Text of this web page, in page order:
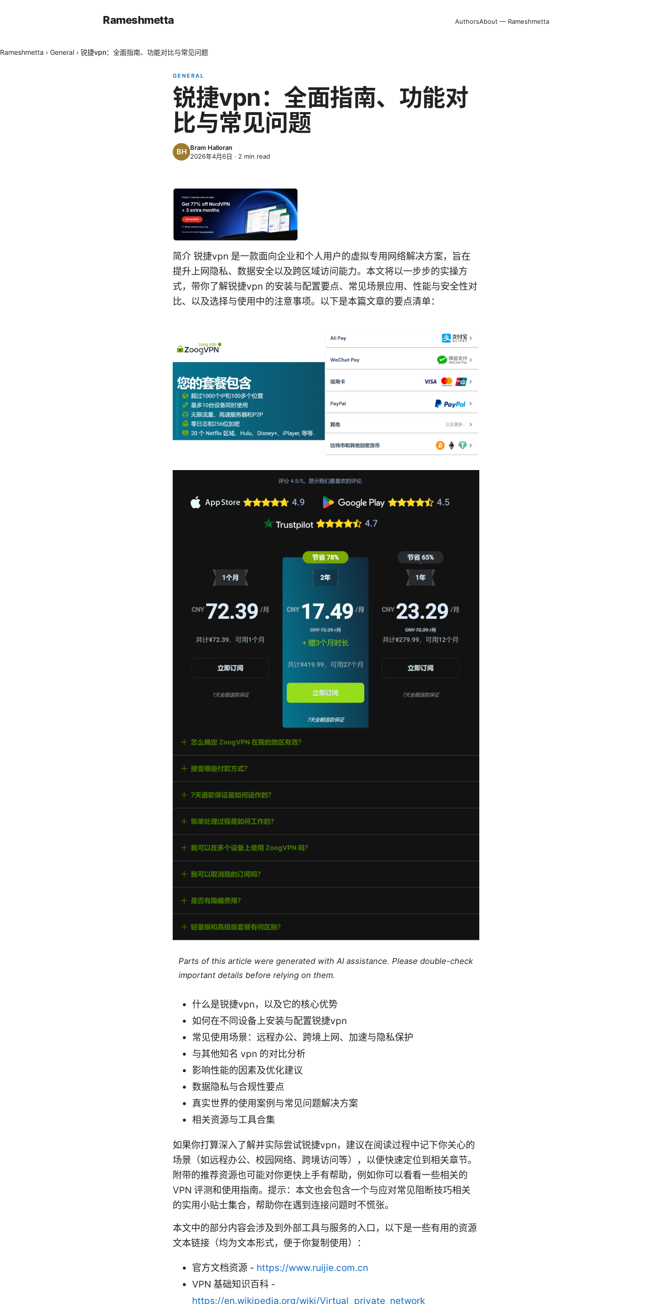
Rameshmetta AuthorsAbout — Rameshmetta
Rameshmetta › General › 锐捷vpn：全面指南、功能对比与常见问题
GENERAL
锐捷vpn：全面指南、功能对
比与常见问题
Bram Halloran
2026年4月6日 · 2 min read
简介 锐捷vpn 是一款面向企业和个人用户的虚拟专用网络解决方案，旨在
提升上网隐私、数据安全以及跨区域访问能力。本文将以一步步的实操方
式，带你了解锐捷vpn 的安装与配置要点、常见场景应用、性能与安全性对
比、以及选择与使用中的注意事项。以下是本篇文章的要点清单：
Parts of this article were generated with AI assistance. Please double-check
important details before relying on them.
什么是锐捷vpn，以及它的核心优势
如何在不同设备上安装与配置锐捷vpn
常见使用场景：远程办公、跨境上网、加速与隐私保护
与其他知名 vpn 的对比分析
影响性能的因素及优化建议
数据隐私与合规性要点
真实世界的使用案例与常见问题解决方案
相关资源与工具合集
如果你打算深入了解并实际尝试锐捷vpn，建议在阅读过程中记下你关心的
场景（如远程办公、校园网络、跨境访问等），以便快速定位到相关章节。
附带的推荐资源也可能对你更快上手有帮助，例如你可以看看一些相关的
VPN 评测和使用指南。提示：本文也会包含一个与应对常见阻断技巧相关
的实用小贴士集合，帮助你在遇到连接问题时不慌张。
本文中的部分内容会涉及到外部工具与服务的入口，以下是一些有用的资源
文本链接（均为文本形式，便于你复制使用）：
官方文档资源 - https://www.ruijie.com.cn
VPN 基础知识百科 -
https://en.wikipedia.org/wiki/Virtual_private_network